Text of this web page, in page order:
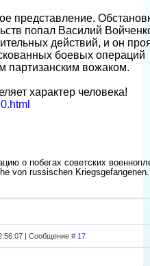
представление.
попал Василий
действий, и он
боевых операций
вожаком.
характер человека!
о побегах советских
von russischen Kriegsgefangenen.
| Сообщение # 17